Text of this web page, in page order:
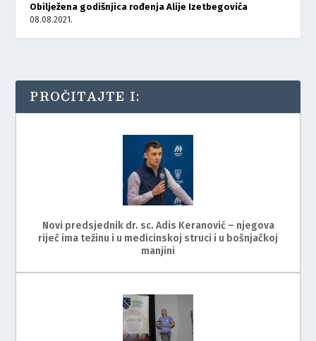
Obilježena godišnjica rođenja Alije Izetbegovića
08.08.2021.
PROČITAJTE I:
Novi predsjednik dr. sc. Adis Keranović – njegova
riječ ima težinu i u medicinskoj struci i u bošnjačkoj
manjini